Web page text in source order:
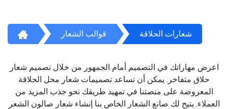
قوالب الشعار شعارات الحلاقة
اعرض مهاراتك في التصميم أمام الجمهور من خلال تصميم شعار
حلاق متفاخر. يمكن أن تساعد تصميمات شعار محل الحلاقة
المعروضة على منصتنا في تمهيد طريقك نحو جذب المزيد من
العملاء. يتيح لك صانع الشعار الخاص بنا إنشاء شعار صالون الشعر